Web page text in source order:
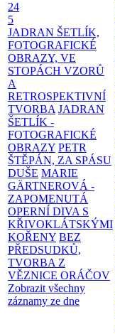
24
5
JADRAN ŠETLÍK,
FOTOGRAFICKÉ
OBRAZY, VE
STOPÁCH VZORŮ
A
RETROSPEKTIVNÍ
TVORBA JADRAN
ŠETLÍK -
FOTOGRAFICKÉ
OBRAZY PETR
ŠTĚPÁN, ZA SPÁSU
DUŠE MARIE
GÄRTNEROVÁ -
ZAPOMENUTÁ
OPERNÍ DIVA S
KŘIVOKLÁTSKÝMI
KOŘENY BEZ
PŘEDSUDKŮ,
TVORBA Z
VĚZNICE ORÁČOV
Zobrazit všechny
záznamy ze dne